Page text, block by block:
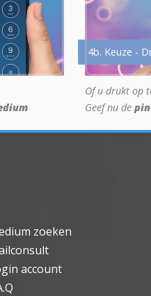
4b. Keuze -
Of u drukt op
Geef nu de
zoeken
account